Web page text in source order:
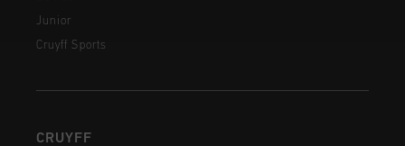
Junior
Cruyff Sports
CRUYFF